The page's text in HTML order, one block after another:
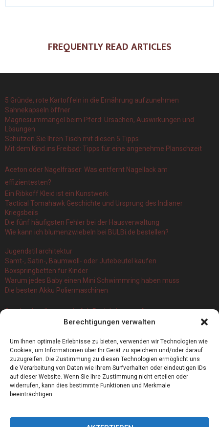
Berechtigungen verwalten
Um Ihnen optimale Erlebnisse zu bieten, verwenden wir Technologien wie
Cookies, um Informationen über Ihr Gerät zu speichern und/oder darauf
zuzugreifen. Die Zustimmung zu diesen Technologien ermöglicht uns
die Verarbeitung von Daten wie Ihrem Surfverhalten oder eindeutigen IDs
auf dieser Website. Wenn Sie Ihre Zustimmung nicht erteilen oder
widerrufen, kann dies bestimmte Funktionen und Merkmale
beeinträchtigen.
FREQUENTLY READ ARTICLES
5 Gründe, rote Kartoffeln in die Ernährung aufzunehmen
Sahnekapseln öffner
Magnesiummangel beim Pferd: Ursachen, Auswirkungen und
Lösungen
Schützen Sie Ihren Tisch mit diesen 5 Tipps
Mit dem Kind ins Freibad: Tipps für eine angenehme Planschzeit
Aceton oder Nagelfräser: Was entfernt Nagellack am
effizientesten?
Ein Ribkoff Kleid ist ein Kunstwerk
Tactical Tomahawk Geschichte und Ursprung des Indianer
Kriegsbeils
Die fünf häufigsten Fehler bei der Hausverwaltung
Wie kann ich blumenzwiebeln bei BULBi.de bestellen?
Jugendstil architektur
Samt-, Satin-, Baumwoll- oder Jutebeutel kaufen
Boxspringbetten für Kinder
Warum jedes Baby einen Mini Schwimmring haben muss
Die besten Akku Poliermaschinen
Geschenke, die vermeintlich Pech bringen sollen
Branchenbuch Krefeld: ein überblick
Alles, was Sie über Kork wissen müssen